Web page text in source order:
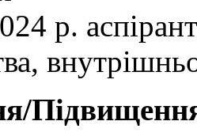
р.
Підвищення